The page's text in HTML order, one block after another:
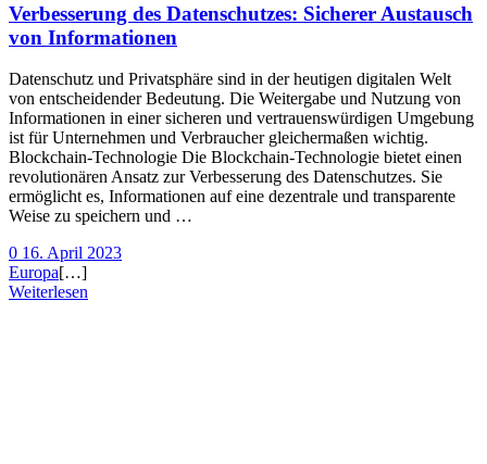
Verbesserung des Datenschutzes: Sicherer Austausch
von Informationen
Datenschutz und Privatsphäre sind in der heutigen digitalen Welt
von entscheidender Bedeutung. Die Weitergabe und Nutzung von
Informationen in einer sicheren und vertrauenswürdigen Umgebung
ist für Unternehmen und Verbraucher gleichermaßen wichtig.
Blockchain-Technologie Die Blockchain-Technologie bietet einen
revolutionären Ansatz zur Verbesserung des Datenschutzes. Sie
ermöglicht es, Informationen auf eine dezentrale und transparente
Weise zu speichern und …
0 16. April 2023
Europa[…]
Weiterlesen